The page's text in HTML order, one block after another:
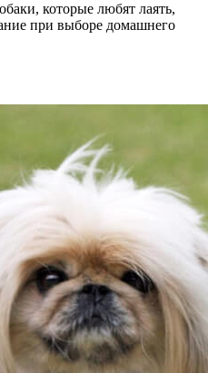
которые любят лаять,
при выборе домашнего